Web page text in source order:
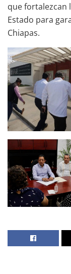
que fortalezcan
Estado para
Chiapas.